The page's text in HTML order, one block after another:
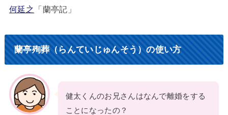
何延之
「蘭亭記」
蘭亭殉葬（らんていじゅんそう）の使い方
健太くんのお兄さんはなんで離婚をする
ことになったの？